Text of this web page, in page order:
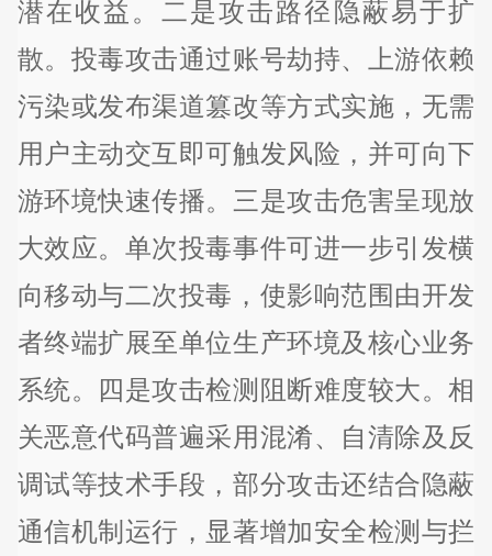
潜在收益。二是攻击路径隐蔽易于扩
散。投毒攻击通过账号劫持、上游依赖
污染或发布渠道篡改等方式实施，无需
用户主动交互即可触发风险，并可向下
游环境快速传播。三是攻击危害呈现放
大效应。单次投毒事件可进一步引发横
向移动与二次投毒，使影响范围由开发
者终端扩展至单位生产环境及核心业务
系统。四是攻击检测阻断难度较大。相
关恶意代码普遍采用混淆、自清除及反
调试等技术手段，部分攻击还结合隐蔽
通信机制运行，显著增加安全检测与拦